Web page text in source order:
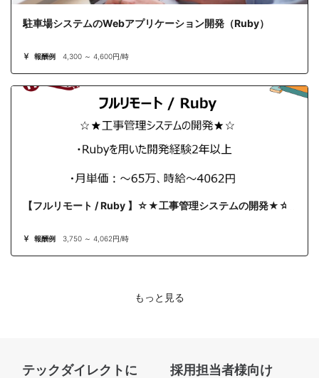
駐車場システムのWebアプリケーション開発（Ruby）
報酬例 4,300 ～ 4,600円/時
【フルリモート / Ruby 】☆★工事管理システムの開発★☆
報酬例 3,750 ～ 4,062円/時
もっと見る
テックダイレクトに
採用担当者様向け